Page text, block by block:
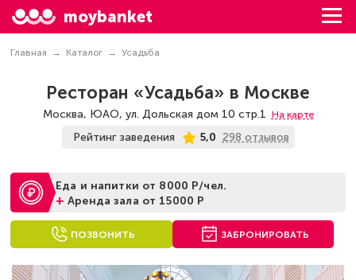
moybanket
Главная Каталог Усадьба
Ресторан «Усадьба» в Москве
Москва, ЮАО, ул. Дольская дом 10 стр.1 На карте
Рейтинг заведения 5,0 298 отзывов
Еда и напитки от 8000 Р/чел.
+ Аренда зала от 15000 Р
ПОЗВОНИТЬ ЗАБРОНИРОВАТЬ